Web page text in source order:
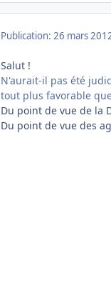
Publication: 26 mars
Salut !
N'aurait-il pas été
tout plus favorable
Du point de vue de la
Du point de vue des